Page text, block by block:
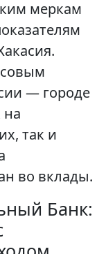
меркам
— городе
на
так и
во вклады.
Банк: